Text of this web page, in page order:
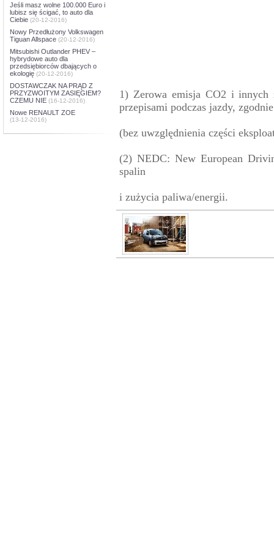
Jeśli masz wolne 100.000 Euro i
lubisz się ścigać, to auto dla
Ciebie (20-12-2016)
Nowy Przedłużony Volkswagen
Tiguan Allspace (20-12-2016)
Mitsubishi Outlander PHEV –
hybrydowe auto dla
przedsiębiorców dbających o
ekologię (20-12-2016)
DOSTAWCZAK NA PRĄD Z
PRZYZWOITYM ZASIĘGIEM?
CZEMU NIE (16-12-2016)
Nowe RENAULT ZOE
(13-12-2016)
1) Zerowa emisja CO2 i innych
przepisami podczas jazdy,
(bez uwzględnienia części
(2) NEDC: New European
spalin
i zużycia paliwa/energii.